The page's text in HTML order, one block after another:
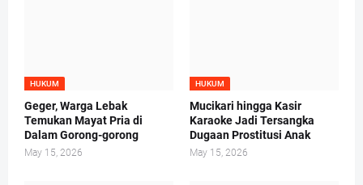
HUKUM
Geger, Warga Lebak
Temukan Mayat Pria di
Dalam Gorong-gorong
May 15, 2026
HUKUM
Mucikari hingga Kasir
Karaoke Jadi Tersangka
Dugaan Prostitusi Anak
May 15, 2026